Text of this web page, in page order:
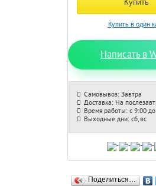
Написать в
Самовывоз: Завтра
Доставка: На
Время работы: с 9:00
Выходные дни: сб, вс
Поделиться…